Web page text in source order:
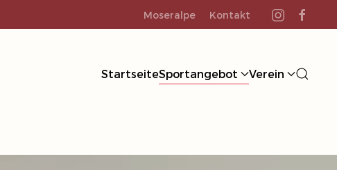
Moseralpe Kontakt
StartseiteSportangebot Verein